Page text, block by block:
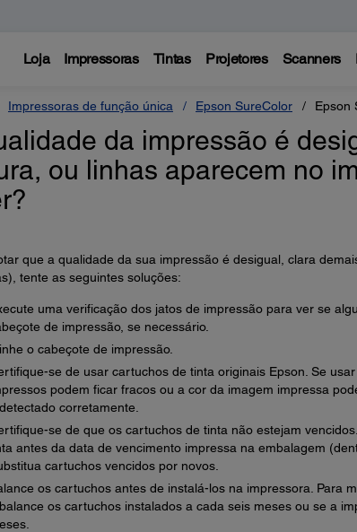
Loja Impressoras Tintas Projetores Scanners
Impressoras de função única Epson SureColor Epson
da impressão é
ou linhas aparecem no
que a qualidade da sua impressão é desigual, clara
tente as seguintes soluções:
uma verificação dos jatos de impressão para ver se
de impressão, se necessário.
o cabeçote de impressão.
se de usar cartuchos de tinta originais Epson. Se
podem ficar fracos ou a cor da imagem impressa
corretamente.
se de que os cartuchos de tinta não estejam
antes da data de vencimento impressa na embalagem
cartuchos vencidos por novos.
os cartuchos antes de instalá-los na impressora. Para
os cartuchos instalados a cada seis meses ou se a